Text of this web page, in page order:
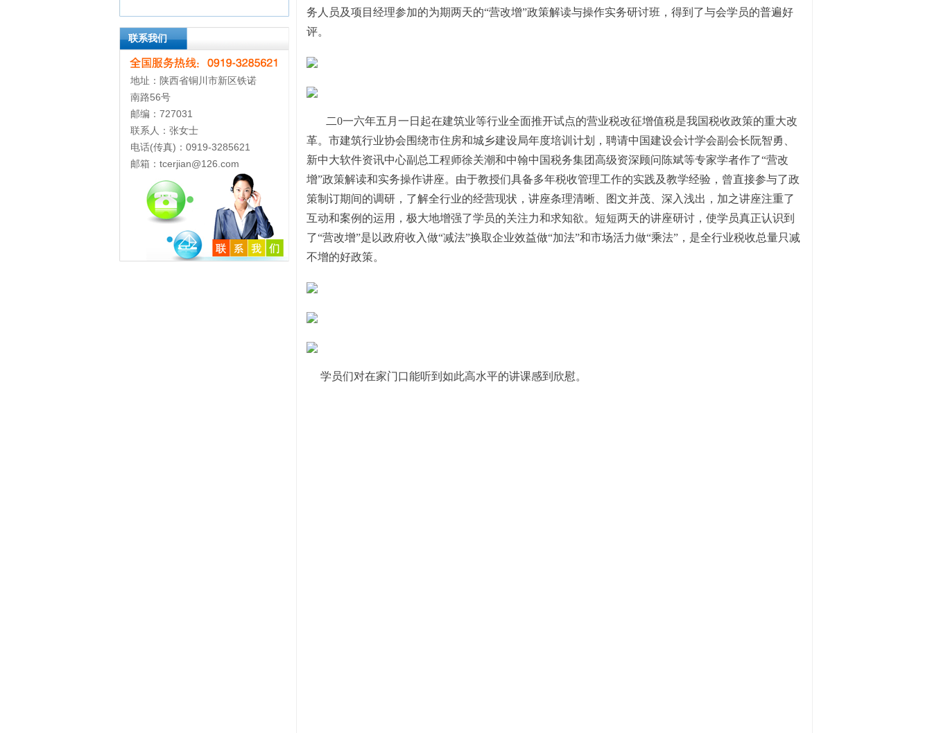
务人员及项目经理参加的为期两天的“营改增”政策解读与操作实务研讨班，得到了与会学员的普遍好
评。
二0一六年五月一日起在建筑业等行业全面推开试点的营业税改征增值税是我国税收政策的重大改
革。市建筑行业协会围绕市住房和城乡建设局年度培训计划，聘请中国建设会计学会副会长阮智勇、
新中大软件资讯中心副总工程师徐关潮和中翰中国税务集团高级资深顾问陈斌等专家学者作了“营改
增”政策解读和实务操作讲座。由于教授们具备多年税收管理工作的实践及教学经验，曾直接参与了政
策制订期间的调研，了解全行业的经营现状，讲座条理清晰、图文并茂、深入浅出，加之讲座注重了
互动和案例的运用，极大地增强了学员的关注力和求知欲。短短两天的讲座研讨，使学员真正认识到
了“营改增”是以政府收入做“减法”换取企业效益做“加法”和市场活力做“乘法”，是全行业税收总量只减
不增的好政策。
学员们对在家门口能听到如此高水平的讲课感到欣慰。
联系我们
地址：陕西省铜川市新区铁诺
南路56号
邮编：727031
联系人：张女士
电话(传真)：0919-3285621
邮箱：tcerjian@126.com